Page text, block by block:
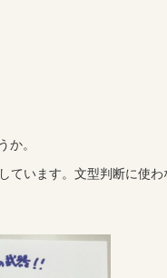
。
います。文型判断に使わ